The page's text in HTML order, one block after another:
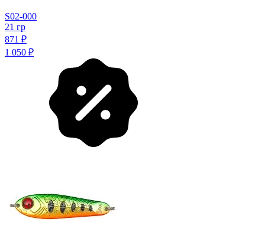
S02-000
21 гр
871 ₽
1 050 ₽